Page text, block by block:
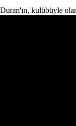
kulübüyle